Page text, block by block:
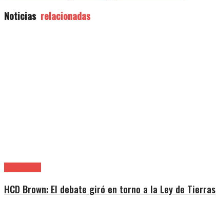
Noticias relacionadas
HCD Brown: El debate giró en torno a la Ley de Tierras